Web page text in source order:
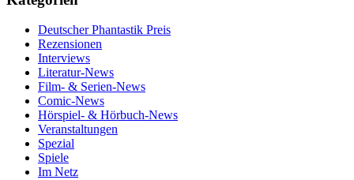
Deutscher Phantastik Preis
Rezensionen
Interviews
Literatur-News
Film- & Serien-News
Comic-News
Hörspiel- & Hörbuch-News
Veranstaltungen
Spezial
Spiele
Im Netz